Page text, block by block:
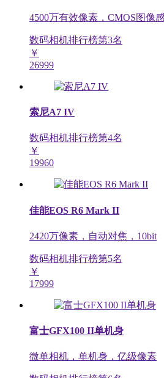
4500万有效像素，CMOS图像
数码相机排行榜第3名
￥
26999
索尼A7 IV
数码相机排行榜第4名
￥
19960
佳能EOS R6 Mark II
2420万像素，自动对焦，10bit
数码相机排行榜第5名
￥
17999
富士GFX100 II单机身
微单相机，单机身，亿级像素